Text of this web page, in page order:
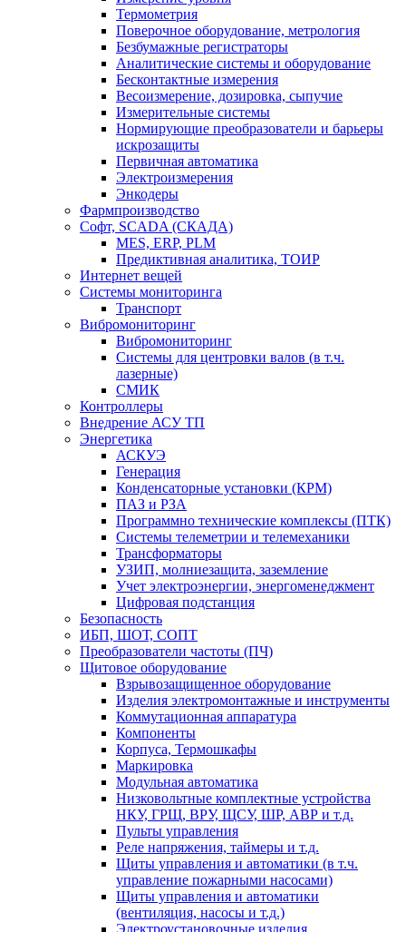
Термометрия
Поверочное оборудование, метрология
Безбумажные регистраторы
Аналитические системы и оборудование
Бесконтактные измерения
Весоизмерение, дозировка, сыпучие
Измерительные системы
Нормирующие преобразователи и барьеры
искрозащиты
Первичная автоматика
Электроизмерения
Энкодеры
Фармпроизводство
Софт, SCADA (СКАДА)
MES, ERP, PLM
Предиктивная аналитика, ТОИР
Интернет вещей
Системы мониторинга
Транспорт
Вибромониторинг
Вибромониторинг
Системы для центровки валов (в т.ч.
лазерные)
СМИК
Контроллеры
Внедрение АСУ ТП
Энергетика
АСКУЭ
Генерация
Конденсаторные установки (КРМ)
ПАЗ и РЗА
Программно технические комплексы (ПТК)
Системы телеметрии и телемеханики
Трансформаторы
УЗИП, молниезащита, заземление
Учет электроэнергии, энергоменеджмент
Цифровая подстанция
Безопасность
ИБП, ШОТ, СОПТ
Преобразователи частоты (ПЧ)
Щитовое оборудование
Взрывозащищенное оборудование
Изделия электромонтажные и инструменты
Коммутационная аппаратура
Компоненты
Корпуса, Термошкафы
Маркировка
Модульная автоматика
Низковольтные комплектные устройства
НКУ, ГРЩ, ВРУ, ЩСУ, ШР, АВР и т.д.
Пульты управления
Реле напряжения, таймеры и т.д.
Щиты управления и автоматики (в т.ч.
управление пожарными насосами)
Щиты управления и автоматики
(вентиляция, насосы и т.д.)